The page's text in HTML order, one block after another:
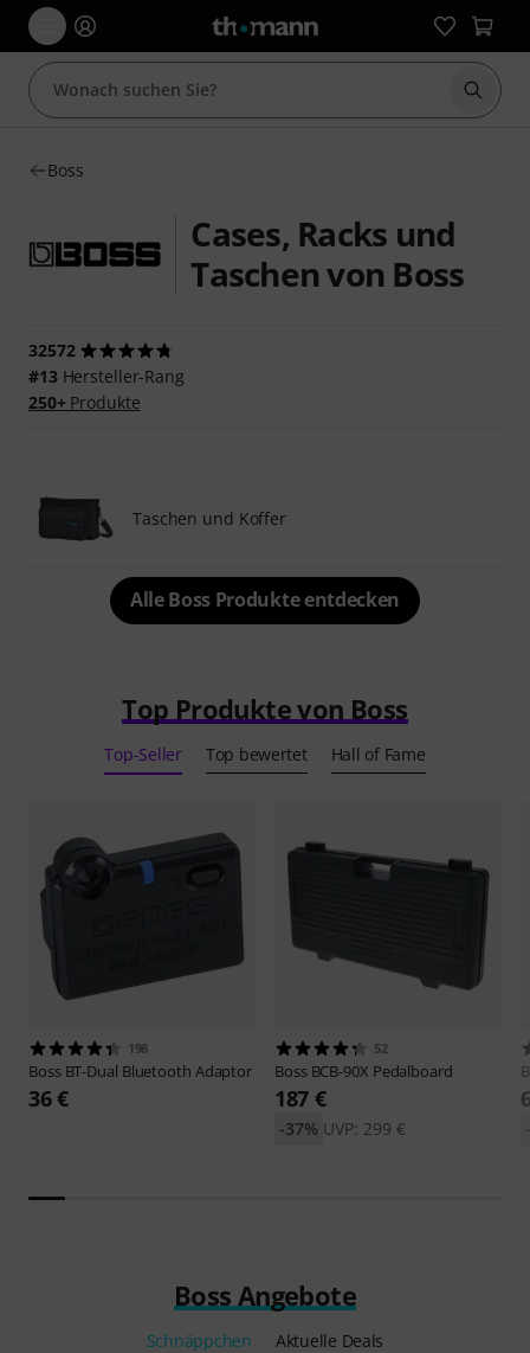
Suche
Boss
Cases, Racks und
Taschen von Boss
32572
#13Hersteller-Rang
250+Produkte
Taschen und Koffer
Alle Boss Produkte entdecken
Top Produkte von Boss
Top-Seller Top bewertet Hall of Fame
198
Boss BT-Dual Bluetooth Adaptor
36 €
52
Boss BCB-90X Pedalboard
187 €
UVP: 299 €
-37%
Boss Angebote
Schnäppchen Aktuelle Deals